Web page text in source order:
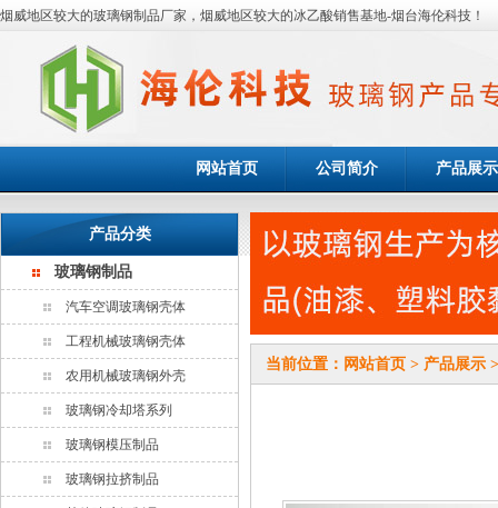
烟威地区较大的玻璃钢制品厂家，烟威地区较大的冰乙酸销售基地-烟台海伦科技！
网站首页 公司简介 产品展示
产品分类
玻璃钢制品
汽车空调玻璃钢壳体
工程机械玻璃钢壳体
农用机械玻璃钢外壳
玻璃钢冷却塔系列
玻璃钢模压制品
玻璃钢拉挤制品
当前位置： 网站首页 > 产品展示